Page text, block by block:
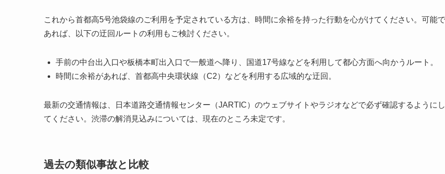
これから首都高5号池袋線のご利用を予定されている方は、時間に余裕を持った行動を心がけてください。可能で
あれば、以下の迂回ルートの利用もご検討ください。
手前の中台出入口や板橋本町出入口で一般道へ降り、国道17号線などを利用して都心方面へ向かうルート。
時間に余裕があれば、首都高中央環状線（C2）などを利用する広域的な迂回。
最新の交通情報は、日本道路交通情報センター（JARTIC）のウェブサイトやラジオなどで必ず確認するようにし
てください。渋滞の解消見込みについては、現在のところ未定です。
過去の類似事故と比較